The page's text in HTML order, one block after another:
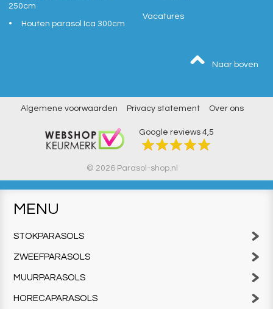
250cm
Houten parasol Ica 300cm
Vacatures
Naar boven
Algemene voorwaarden Privacy statement Over ons
Google reviews 4,5
© 2026 Parasol-shop.nl
MENU
STOKPARASOLS
ZWEEFPARASOLS
MUURPARASOLS
HORECAPARASOLS